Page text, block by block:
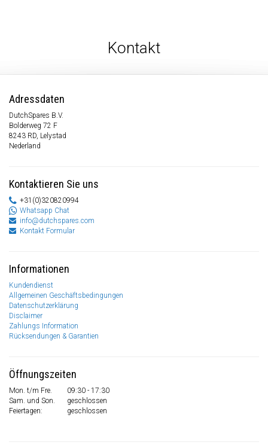
Kontakt
Adressdaten
DutchSpares B.V.
Bolderweg 72 F
8243 RD, Lelystad
Nederland
Kontaktieren Sie uns
+31(0)320820994
Whatsapp Chat
info@dutchspares.com
Kontakt Formular
Informationen
Kundendienst
Allgemeinen Geschäftsbedingungen
Datenschutzerklärung
Disclaimer
Zahlungs Information
Rücksendungen & Garantien
Öffnungszeiten
Mon. t/m Fre.
09:30 - 17:30
Sam. und Son.
geschlossen
Feiertagen:
geschlossen